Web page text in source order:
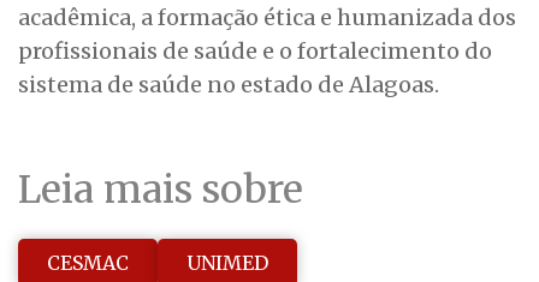
acadêmica, a formação ética e humanizada dos
profissionais de saúde e o fortalecimento do
sistema de saúde no estado de Alagoas.
Leia mais sobre
CESMAC UNIMED